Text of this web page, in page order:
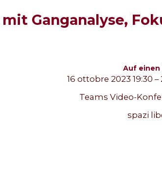
Ganganalyse,
Auf einen
16 ottobre 2023 19:30 –
Teams Video-
spazi